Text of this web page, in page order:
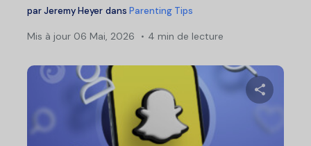
parJeremy Heyer dans Parenting Tips
Mis à jour 06 Mai, 2026 4 min de lecture